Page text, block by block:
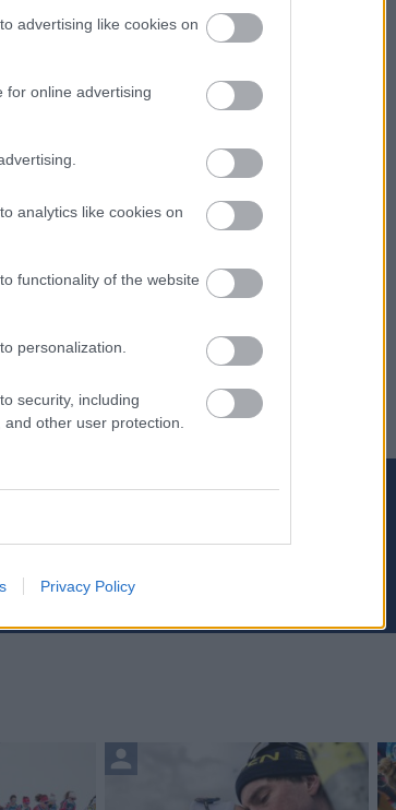
advertising like cookies on
for online advertising
analytics like cookies on
functionality of the website
personalization.
security, including
other user protection.
Privacy Policy
med tanke på den kommende
er sprinten på fredag
fortsetter med 10 kilometere
SC Play, som inngår i
Meld deg på